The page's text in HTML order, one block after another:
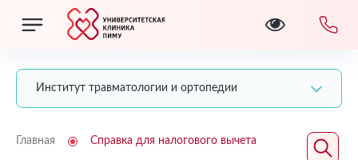
Институт травматологии и ортопедии
Главная Справка для налогового вычета